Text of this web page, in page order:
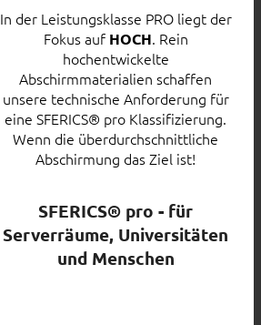
In der Leistungsklasse PRO liegt der
Fokus auf HOCH. Rein
hochentwickelte
Abschirmmaterialien schaffen
unsere technische Anforderung für
eine SFERICS® pro Klassifizierung.
Wenn die überdurchschnittliche
Abschirmung das Ziel ist!
SFERICS® pro - für
Serverräume, Universitäten
und Menschen